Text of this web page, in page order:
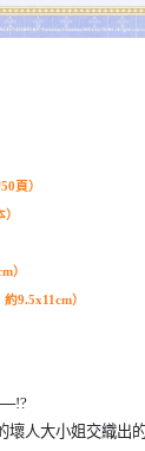
頁）
）
9.5x11cm）
壞人大小姐交織出